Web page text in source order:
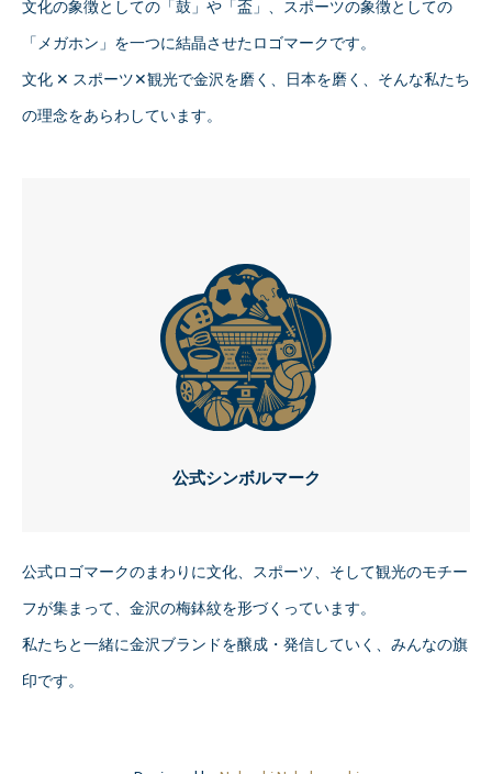
文化の象徴としての「鼓」や「盃」、スポーツの象徴としての
「メガホン」を一つに結晶させたロゴマークです。
文化 ✕ スポーツ✕観光で金沢を磨く、日本を磨く、そんな私たち
の理念をあらわしています。
公式シンボルマーク
公式ロゴマークのまわりに文化、スポーツ、そして観光のモチー
フが集まって、金沢の梅鉢紋を形づくっています。
私たちと一緒に金沢ブランドを醸成・発信していく、みんなの旗
印です。